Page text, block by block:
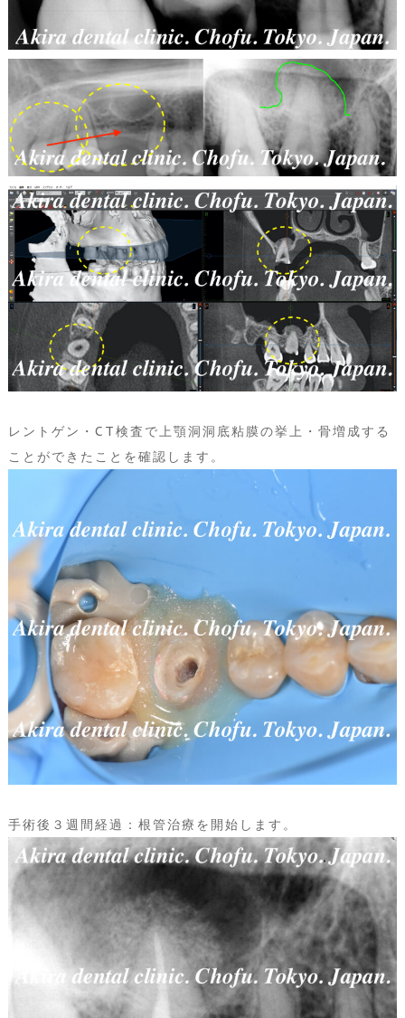
レントゲン・CT検査で上顎洞洞底粘膜の挙上・骨増成する
ことができたことを確認します。
手術後３週間経過：根管治療を開始します。